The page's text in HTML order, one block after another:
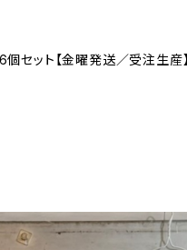
セット【金曜発送／受注生産】